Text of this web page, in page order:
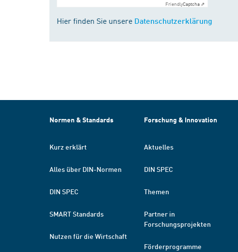
FriendlyCaptcha ⇗
Hier finden Sie unsere Datenschutzerklärung
Normen & Standards
Kurz erklärt
Alles über DIN-Normen
DIN SPEC
SMART Standards
Nutzen für die Wirtschaft
Forschung & Innovation
Aktuelles
DIN SPEC
Themen
Partner in
Forschungsprojekten
Förderprogramme